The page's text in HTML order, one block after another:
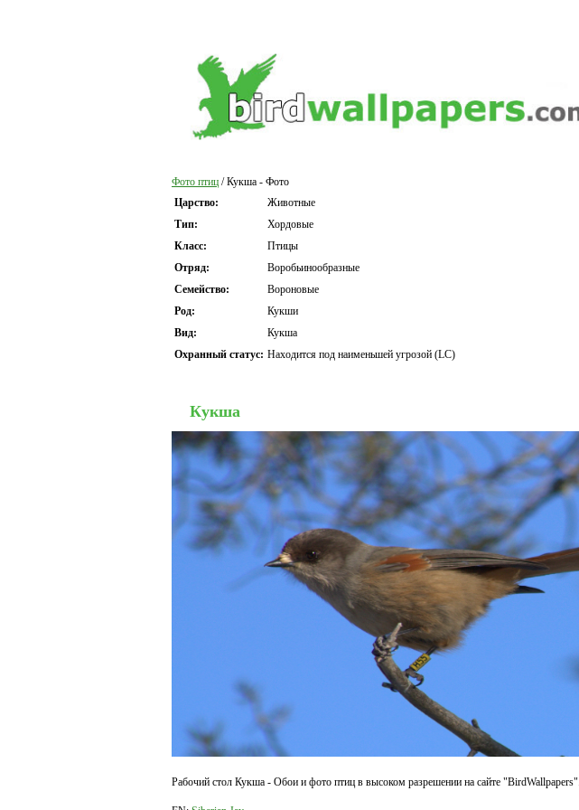
Фото птиц / Кукша - Фото
Царство:
Животные
Тип:
Хордовые
Класс:
Птицы
Отряд:
Воробьинообразные
Семейство:
Вороновые
Род:
Кукши
Вид:
Кукша
Охранный статус: Находится под наименьшей угрозой (LC)
Кукша
Рабочий стол Кукша - Обои и фото птиц в высоком разрешении на сайте "BirdWallpapers".